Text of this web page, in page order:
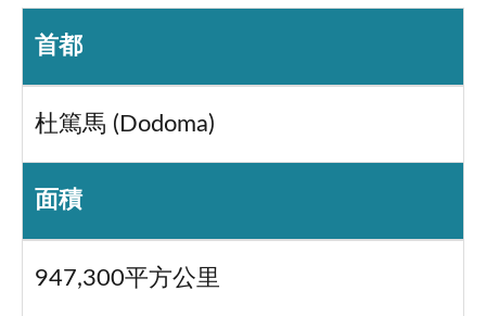
首都
杜篤馬 (Dodoma)
面積
947,300平方公里